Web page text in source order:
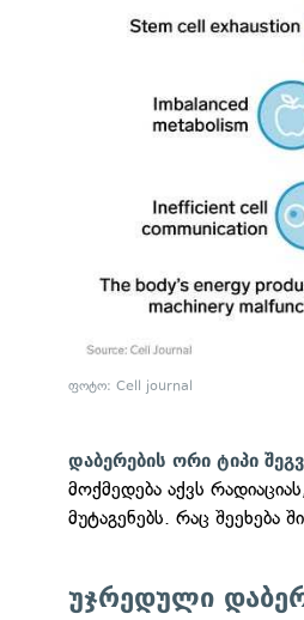
ფოტო: Cell journal
დაბერების ორი ტიპი
მოქმედება აქვს
მუტაგენებს. რაც შეეხება
უჯრედული